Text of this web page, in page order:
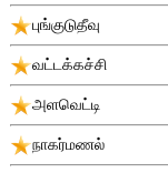
புங்குடுதீவு
வட்டக்கச்சி
அளவெட்டி
நாகர்மணல்